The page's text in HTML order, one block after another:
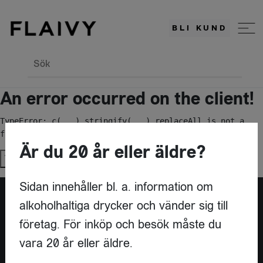
BLI KUND
Sök
An error occurred on the client!
TypeError: c(...).stringify(...).replaceAll is not a
function
Try again
Är du leverantör?
Är du 20 år eller äldre?
Sidan innehåller bl. a. information om
alkoholhaltiga drycker och vänder sig till
företag. För inköp och besök måste du
vara 20 år eller äldre.